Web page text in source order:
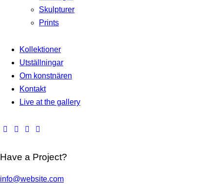
Skulpturer
Prints
Kollektioner
Utställningar
Om konstnären
Kontakt
Live at the gallery
Have a Project?
info@website.com